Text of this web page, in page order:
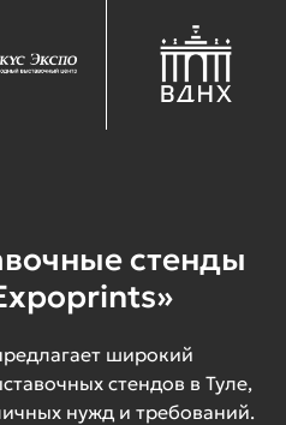
стенды
широкий
стендов в Туле,
нужд и требований.